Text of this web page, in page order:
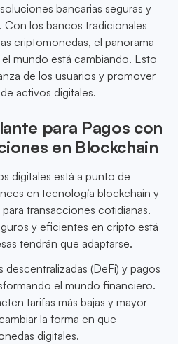
bancarias seguras y
los bancos tradicionales
criptomonedas, el panorama
mundo está cambiando. Esto
de los usuarios y promover
activos digitales.
para Pagos con
en Blockchain
digitales está a punto de
en tecnología blockchain y
transacciones cotidianas.
y eficientes en cripto está
tendrán que adaptarse.
descentralizadas (DeFi) y pagos
el mundo financiero.
tarifas más bajas y mayor
la forma en que
digitales.